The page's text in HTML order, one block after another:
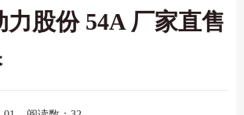
力股份 54A 厂家直售